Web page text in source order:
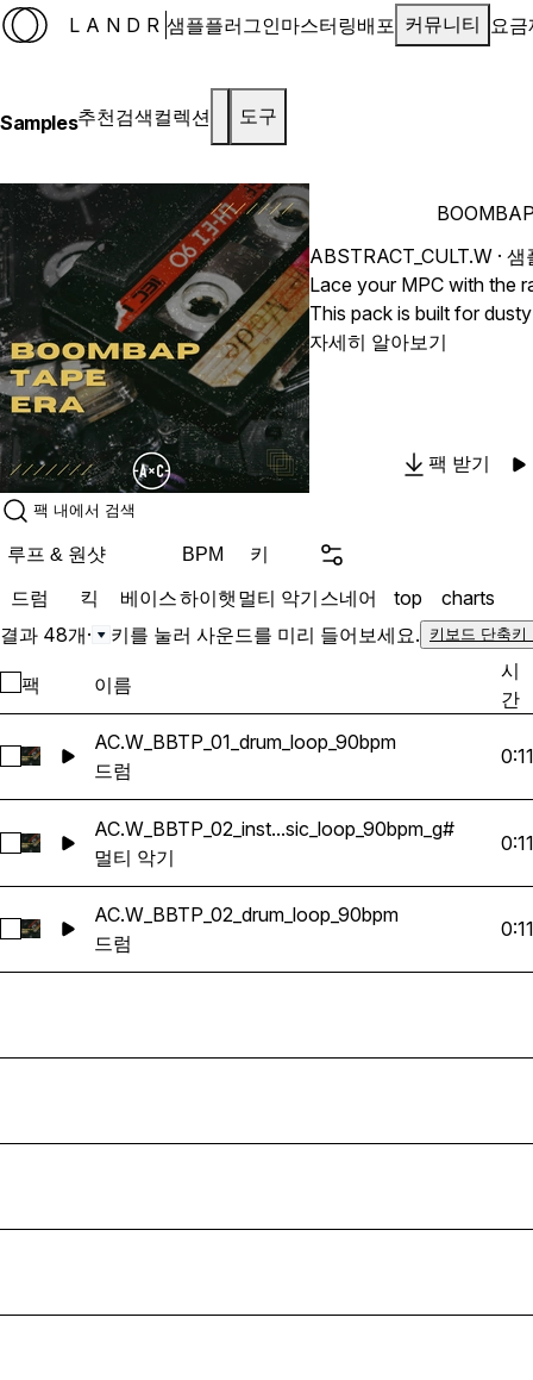
LANDR 샘플플러그인마스터링배포 커뮤니티 요금
Samples추천검색컬렉션 도구
ABSTRACT_CULT.W ·
Lace your MPC with the
This pack is built for
loops, packed with
sourced straight from
자세히 알아보기
팩 받기
루프 & 원샷 BPM 키
드럼 킥 베이스하이햇 멀티 악기 스네어 top
charts
결과 48개· 키를 눌러 사운드를 미리 들어보세요. 키보드 단축키
팩 이름
시
간
AC.W_BBTP_01_drum_loop_90bpm 선택
AC.W_BBTP_01_drum_loop_90bpm
드럼
0:11
AC.W_BBTP_02_instrumental_music_loop_90bpm_g# 선택
AC.W_BBTP_02_inst...sic_loop_90bpm_g#
멀티 악기
0:11
AC.W_BBTP_02_drum_loop_90bpm 선택
AC.W_BBTP_02_drum_loop_90bpm
드럼
0:11